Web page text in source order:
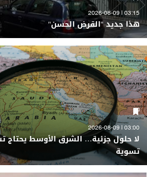
03:15 | 2026-08-09
هذا جديد "القرض الحسن"
03:00 | 2026-08-09
لا حلول جزئية… الشرق الأوسط يحتاج
تسوية